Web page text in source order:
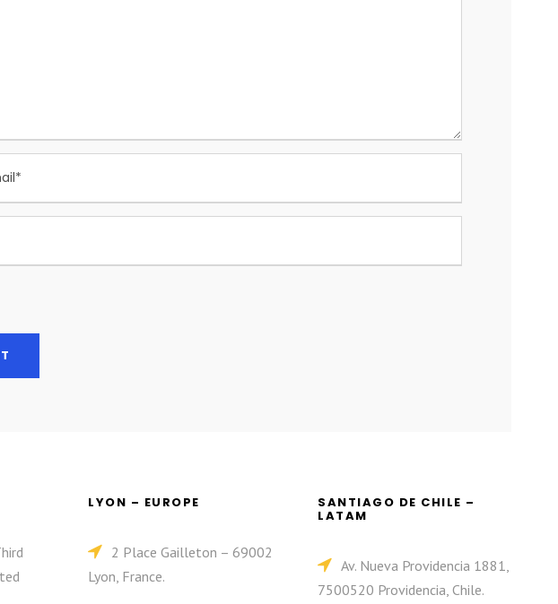
LYON – EUROPE
2 Place Gailleton – 69002
Lyon, France.
SANTIAGO DE CHILE –
LATAM
Av. Nueva Providencia 1881,
7500520 Providencia, Chile.